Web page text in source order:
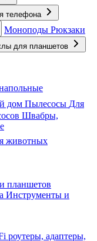
телефона
Моноподы Рюкзаки
для планшетов
дом Пылесосы Для
Швабры,
животных
планшетов
Инструменты и
роутеры, адаптеры,